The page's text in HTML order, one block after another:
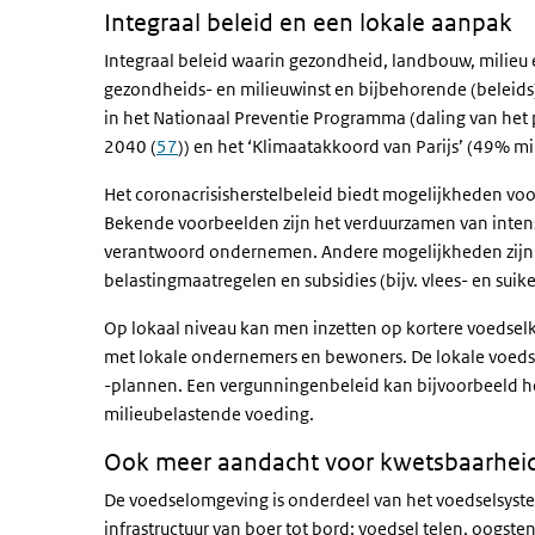
Integraal beleid en een lokale aanpak
Integraal beleid waarin gezondheid, landbouw,
gezondheids- en milieuwinst en bijbehorende
in het Nationaal Preventie Programma (daling van
2040 (57)) en het ‘Klimaatakkoord van Parijs’ (49%
Het coronacrisisherstelbeleid biedt mogelijkheden
Bekende voorbeelden zijn het verduurzamen van
verantwoord ondernemen. Andere mogelijkheden
belastingmaatregelen en subsidies (bijv. vlees- en
Op lokaal niveau kan men inzetten op kortere
met lokale ondernemers en bewoners. De lokale
-plannen. Een vergunningenbeleid kan bijvoorbeeld
milieubelastende voeding.
Ook meer aandacht voor
De voedselomgeving is onderdeel van het
infrastructuur van boer tot bord: voedsel telen,